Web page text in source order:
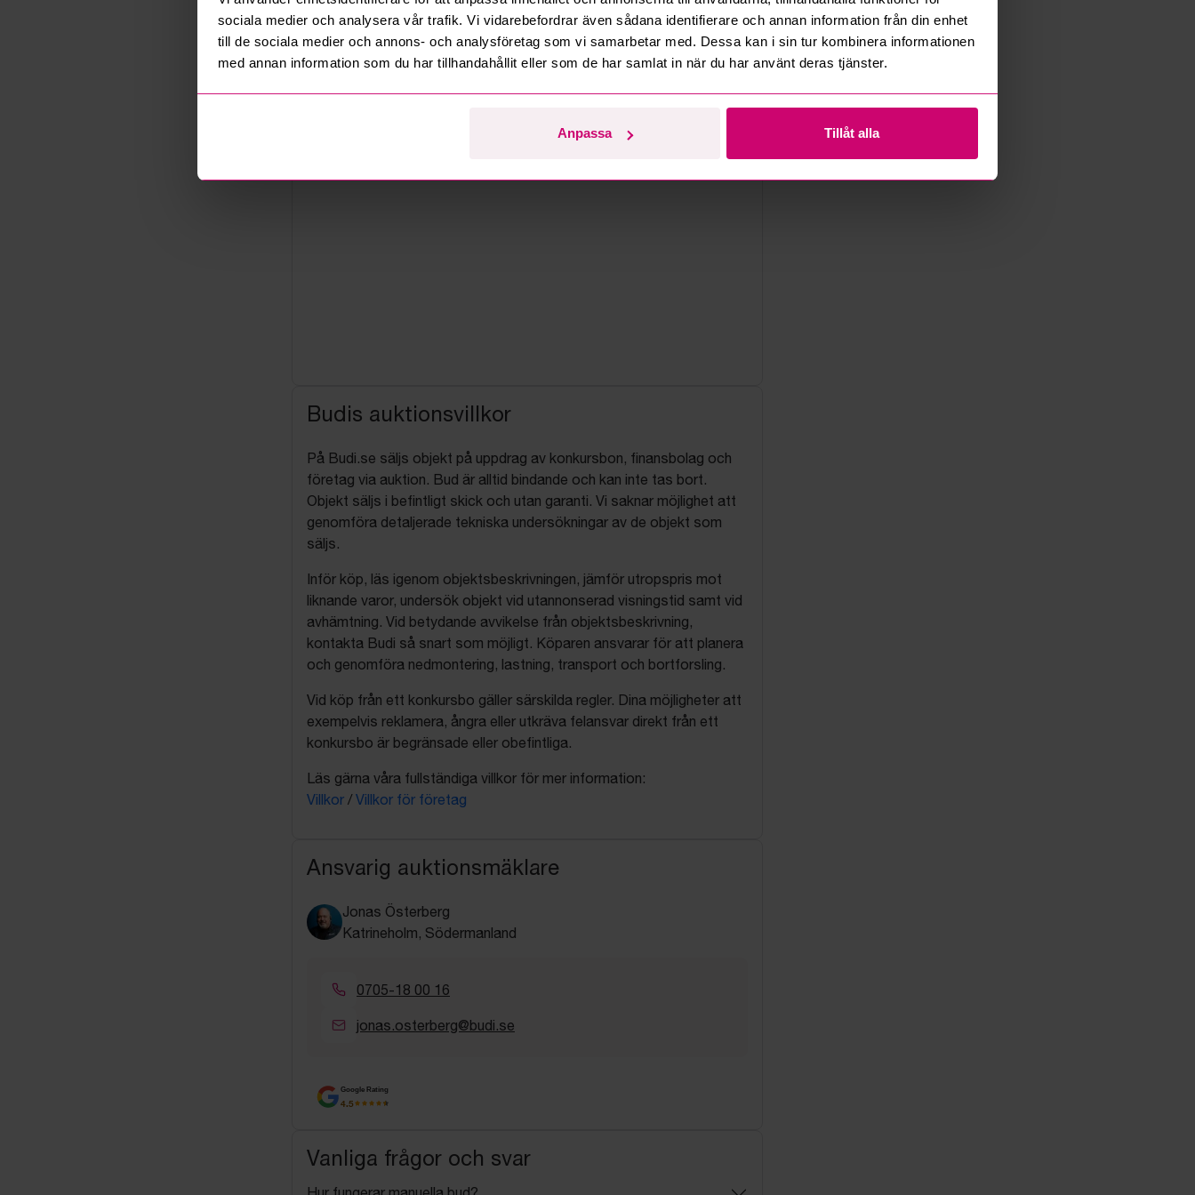
sociala medier och analysera vår trafik. Vi vidarebefordrar även sådana identifierare och annan information från din enhet
till de sociala medier och annons- och analysföretag som vi samarbetar med. Dessa kan i sin tur kombinera informationen
med annan information som du har tillhandahållit eller som de har samlat in när du har använt deras tjänster.
Anpassa Tillåt alla
Skrapmärken på fälgar, några stenskott, se bilder för skick i övrigt.
Export
Allowed
Säljare
Konkursbo
Budis auktionsvillkor
På Budi.se säljs objekt på uppdrag av konkursbon, finansbolag och
företag via auktion. Bud är alltid bindande och kan inte tas bort.
Objekt säljs i befintligt skick och utan garanti. Vi saknar möjlighet att
genomföra detaljerade tekniska undersökningar av de objekt som
säljs.
Inför köp, läs igenom objektsbeskrivningen, jämför utropspris mot
liknande varor, undersök objekt vid utannonserad visningstid samt vid
avhämtning. Vid betydande avvikelse från objektsbeskrivning,
kontakta Budi så snart som möjligt. Köparen ansvarar för att planera
och genomföra nedmontering, lastning, transport och bortforsling.
Vid köp från ett konkursbo gäller särskilda regler. Dina möjligheter att
exempelvis reklamera, ångra eller utkräva felansvar direkt från ett
konkursbo är begränsade eller obefintliga.
Läs gärna våra fullständiga villkor för mer information:
Villkor / Villkor för företag
Ansvarig auktionsmäklare
Jonas Österberg
Katrineholm, Södermanland
0705-18 00 16
jonas.osterberg@budi.se
Google Rating
4.5
Vanliga frågor och svar